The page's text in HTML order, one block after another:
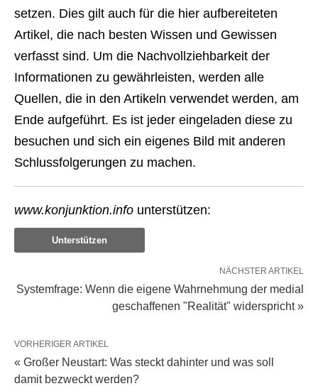
setzen. Dies gilt auch für die hier aufbereiteten
Artikel, die nach besten Wissen und Gewissen
verfasst sind. Um die Nachvollziehbarkeit der
Informationen zu gewährleisten, werden alle
Quellen, die in den Artikeln verwendet werden, am
Ende aufgeführt. Es ist jeder eingeladen diese zu
besuchen und sich ein eigenes Bild mit anderen
Schlussfolgerungen zu machen.
www.konjunktion.info unterstützen:
Unterstützen
NÄCHSTER ARTIKEL
Systemfrage: Wenn die eigene Wahrnehmung der medial
geschaffenen "Realität" widerspricht »
VORHERIGER ARTIKEL
« Großer Neustart: Was steckt dahinter und was soll
damit bezweckt werden?